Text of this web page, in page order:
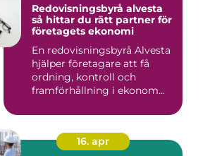
Redovisningsbyrå alvesta
så hittar du rätt partner för
företagets ekonomi
En redovisningsbyrå Alvesta
hjälper företagare att få
ordning, kontroll och
framförhållning i ekonom...
16. apr